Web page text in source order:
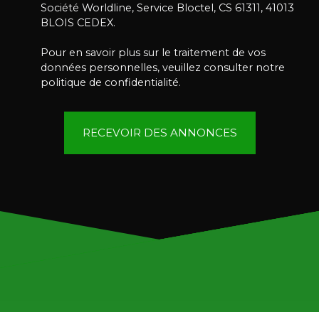
Société Worldline, Service Bloctel, CS 61311, 41013
BLOIS CEDEX.
Pour en savoir plus sur le traitement de vos
données personnelles, veuillez consulter notre
politique de confidentialité.
RECEVOIR DES ANNONCES